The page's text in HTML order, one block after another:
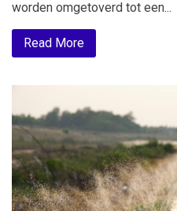
worden omgetoverd tot een...
Read More